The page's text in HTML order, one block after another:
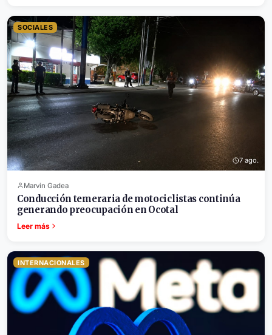
SOCIALES
7 ago.
Marvin Gadea
Conducción temeraria de motociclistas continúa
generando preocupación en Ocotal
Leer más
INTERNACIONALES